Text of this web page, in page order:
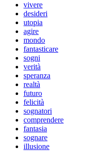
vivere
desideri
utopia
agire
mondo
fantasticare
sogni
verità
speranza
realtà
futuro
felicità
sognatori
comprendere
fantasia
sognare
illusione